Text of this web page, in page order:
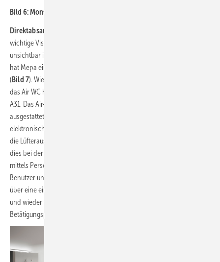
Bild 6: Montageelement Rapid SLX von Grohe.
Direktabsaugung von Gerüchen:
wichtige Visitenkarte und unerlässlich für das Wohlbefinden. Mit dem
unsichtbar im VariVit-Vorwandsystem einsetzbaren Air-WC-Element
hat Mepa eine Systemlösung zur Geruchsabsaugung im Programm
( Bild 7). Wie alle anderen Spezialelemente des VariVit-Systems wird
das Air WC hierbei kombiniert mit dem UP-Spülkasten Sanicontrol
A31. Das Air-WC-Element ist mit einem integrierten Radiallüfter
ausgestattet und in zwei Varianten erhältlich: mit manueller sowie
elektronischer Lüfterauslösung. Während bei der manuellen Variante
die Lüfterauslösung über einen separaten Schalter erfolgt, funktioniert
dies bei der elektronischen Variante automatisch und berührungslos
mittels Personenerfassung. Die Lüfterautomatik „erkennt“ den
Benutzer und schaltet den integrierten Radiallüfter selbsttätig ein und
über eine einstellbare Nachlaufzeit wieder aus, wenn er das WC betritt
und wieder verlässt. Lediglich die Spülung muss durch Drücken der
Betätigungsplatte aktiviert werden.